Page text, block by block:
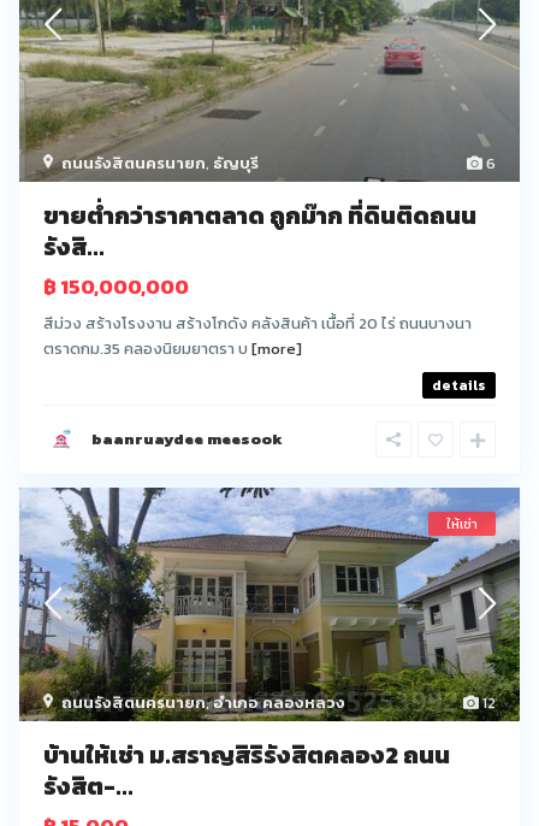
6
ถนนรังสิตนครนายก, ธัญบุรี
ขายต่ำกว่าราคาตลาด ถูกม๊าก ที่ดินติดถนน
รังสิ...
฿ 150,000,000
สีม่วง สร้างโรงงาน สร้างโกดัง คลังสินค้า เนื้อที่ 20 ไร่ ถนนบางนา
ตราดกม.35 คลองนิยมยาตรา บ [more]
details
baanruaydee meesook
12
ถนนรังสิตนครนายก,อำเภอ คลองหลวง
ให้เช่า
บ้านให้เช่า ม.สราญสิริรังสิตคลอง2 ถนน
รังสิต-...